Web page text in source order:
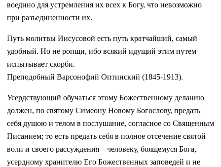
воедино для устремления их всех к Богу, что невозможно
при разъединенности их.
Путь молитвы Иисусовой есть путь кратчайший, самый
удобный. Но не ропщи, ибо всякий идущий этим путем
испытывает скорби.
Преподобный Варсонофий Оптинский (1845-1913).
Усердствующий обучаться этому Божественному деланию
должен, по святому Симеону Новому Богослову, предать
себя душою и телом в послушание, согласное со Священным
Писанием; то есть предать себя в полное отсечение святой
воли и своего рассуждения – человеку, боящемуся Бога,
усердному хранителю Его Божественных заповедей и не